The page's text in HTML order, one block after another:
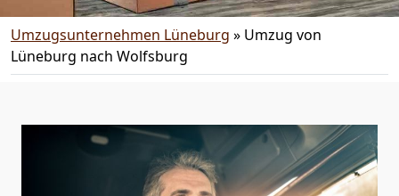
Umzugsunternehmen Lüneburg » Umzug von
Lüneburg nach Wolfsburg